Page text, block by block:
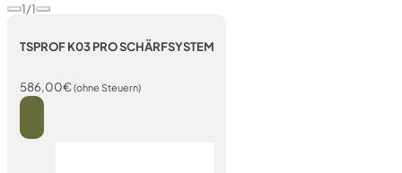
1/1
TSPROF K03 PRO SCHÄRFSYSTEM
586,00€(ohne Steuern)